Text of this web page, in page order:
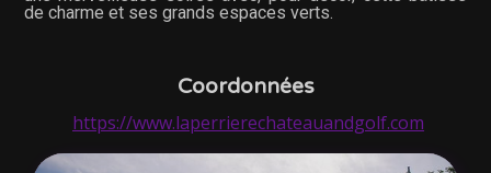
de charme et ses grands espaces verts.
Coordonnées
https://www.laperrierechateauandgolf.com